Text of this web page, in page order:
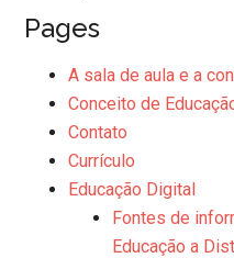
Pages
A sala de aula e a
Conceito de
Contato
Currículo
Educação Digital
Fontes de
Educação a